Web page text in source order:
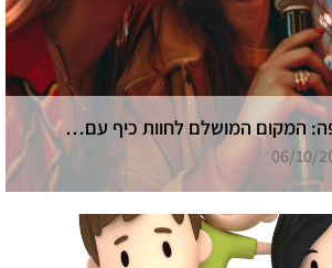
חדר קריוקי בחיפה: המקום המושלם לחוות כיף עם חברים